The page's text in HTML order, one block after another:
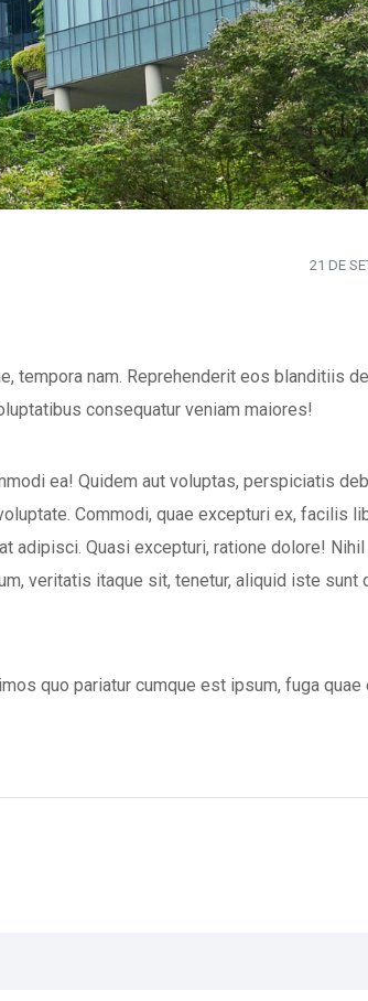
21 DE
tempora nam. Reprehenderit eos blanditiis
consequatur veniam maiores!
ea! Quidem aut voluptas, perspiciatis
Commodi, quae excepturi ex, facilis
Quasi excepturi, ratione dolore! Nihil
veritatis itaque sit, tenetur, aliquid iste sunt
quo pariatur cumque est ipsum, fuga quae